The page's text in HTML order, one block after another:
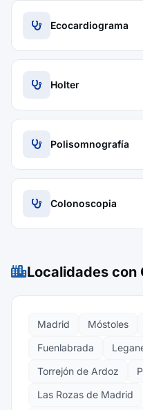
Ecocardiograma
Holter
Polisomnografía
Colonoscopia
Localidades con
Madrid Móstoles
Fuenlabrada
Torrejón de Ardoz
Las Rozas de Madrid